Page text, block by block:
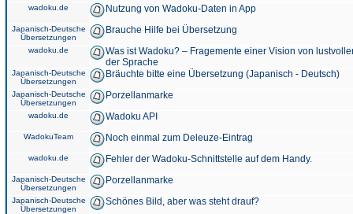
wadoku.de Nutzung von Wadoku-Daten in App
Japanisch-Deutsche
Übersetzungen
Brauche Hilfe bei Übersetzung
wadoku.de
Was ist Wadoku? – Fragemente einer Vision von
der Sprache
Japanisch-Deutsche
Übersetzungen
Bräuchte bitte eine Übersetzung (Japanisch - Deutsch)
Japanisch-Deutsche
Übersetzungen
Porzellanmarke
wadoku.de Wadoku API
WadokuTeam Noch einmal zum Deleuze-Eintrag
wadoku.de Fehler der Wadoku-Schnittstelle auf dem Handy.
Japanisch-Deutsche
Übersetzungen
Porzellanmarke
Japanisch-Deutsche
Übersetzungen
Schönes Bild, aber was steht drauf?